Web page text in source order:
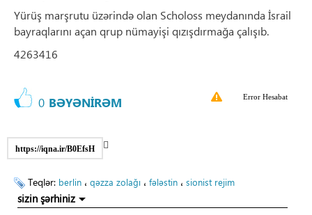
Yürüş marşrutu üzərində olan Scholoss meydanında İsrail
bayraqlarını açan qrup nümayişi qızışdırmağa çalışıb.
4263416
0 BƏYƏNİRƏM Error Hesabat
https://iqna.ir/B0EfsH
Teqlər: berlin ، qəzza zolağı ، fələstin ، sionist rejim
sizin şərhiniz